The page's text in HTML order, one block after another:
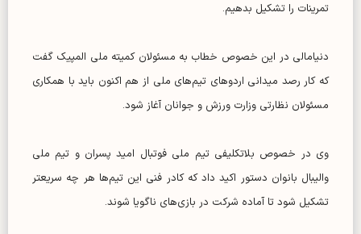
تمرینات را تشکیل بدهیم.
دنیامالی در این خصوص خطاب به مسئولان کمیته ملی المپیک گفت
که کار رصد میدانی اردوهای تیم‌های ملی از هم اکنون باید با همکاری
مسئولان نظارتی وزارت ورزش و جوانان آغاز شود.
وی در خصوص بلاتکلیفی تیم ملی فوتبال امید پسران و تیم ملی
والیبال بانوان دستور اکید داد که کادر فنی این تیم‌ها هر چه سریعتر
تشکیل شود تا آماده شرکت در بازی‌های ناگویا شوند.